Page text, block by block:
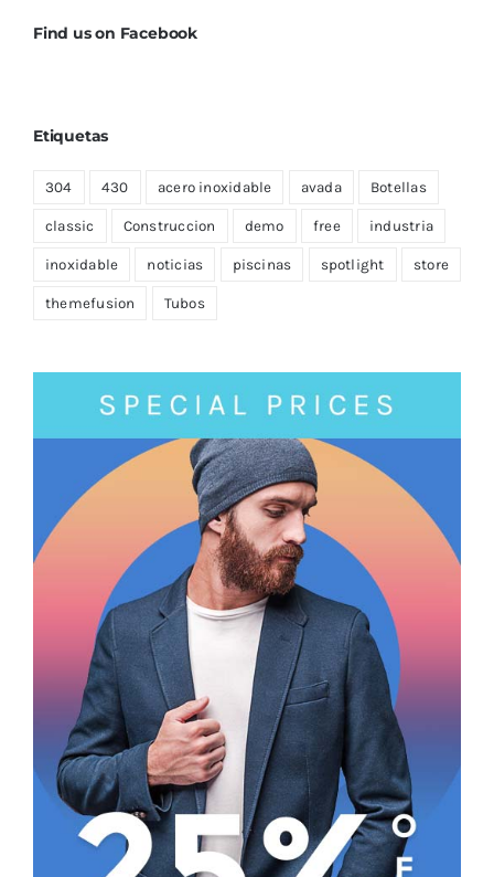
Find us on Facebook
Etiquetas
304 430 acero inoxidable avada Botellas
classic Construccion demo free industria
inoxidable noticias piscinas spotlight store
themefusion Tubos